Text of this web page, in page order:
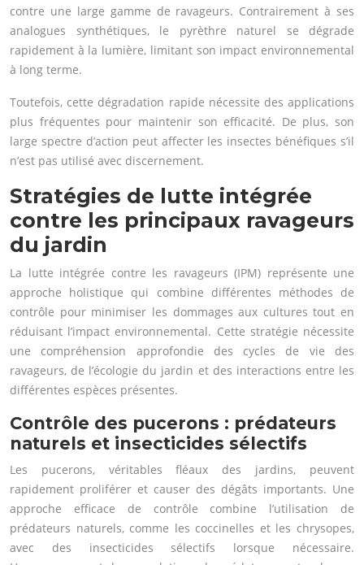
contre une large gamme de ravageurs. Contrairement à ses
analogues synthétiques, le pyrèthre naturel se dégrade
rapidement à la lumière, limitant son impact environnemental
à long terme.
Toutefois, cette dégradation rapide nécessite des applications
plus fréquentes pour maintenir son efficacité. De plus, son
large spectre d’action peut affecter les insectes bénéfiques s’il
n’est pas utilisé avec discernement.
Stratégies de lutte intégrée
contre les principaux ravageurs
du jardin
La lutte intégrée contre les ravageurs (IPM) représente une
approche holistique qui combine différentes méthodes de
contrôle pour minimiser les dommages aux cultures tout en
réduisant l’impact environnemental. Cette stratégie nécessite
une compréhension approfondie des cycles de vie des
ravageurs, de l’écologie du jardin et des interactions entre les
différentes espèces présentes.
Contrôle des pucerons : prédateurs
naturels et insecticides sélectifs
Les pucerons, véritables fléaux des jardins, peuvent
rapidement proliférer et causer des dégâts importants. Une
approche efficace de contrôle combine l’utilisation de
prédateurs naturels, comme les coccinelles et les chrysopes,
avec des insecticides sélectifs lorsque nécessaire.